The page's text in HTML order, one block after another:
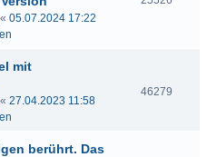
« 05.07.2024 17:22
mit
« 27.04.2023 11:58
46279
berührt. Das